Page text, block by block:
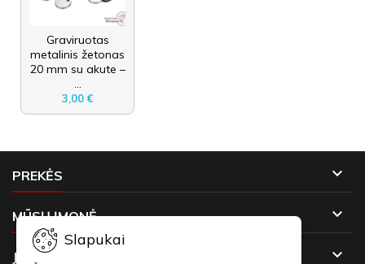
Graviruotas
metalinis žetonas
20 mm su akute –
...
3,00 €
PREKĖS 
MŪSŲ ĮMONĖ 
JŪSŲ PASKYRA 
Slapukai